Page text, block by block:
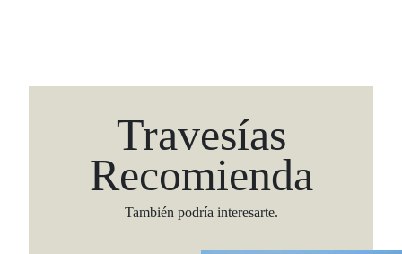
Travesías
Recomienda
También podría interesarte.